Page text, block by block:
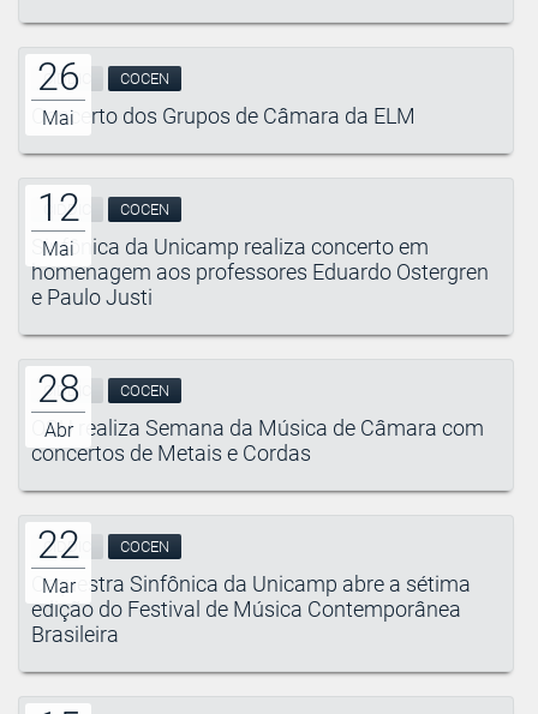
26
Mai
CIDDIC COCEN
Concerto dos Grupos de Câmara da ELM
12
Mai
CIDDIC COCEN
Sinfônica da Unicamp realiza concerto em
homenagem aos professores Eduardo Ostergren
e Paulo Justi
28
Abr
CIDDIC COCEN
OSU realiza Semana da Música de Câmara com
concertos de Metais e Cordas
22
Mar
CIDDIC COCEN
Orquestra Sinfônica da Unicamp abre a sétima
edição do Festival de Música Contemporânea
Brasileira